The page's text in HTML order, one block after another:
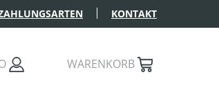
KONTAKT
WARENKORB